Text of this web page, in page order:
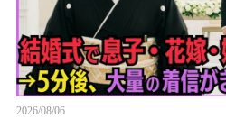
2026/08/06